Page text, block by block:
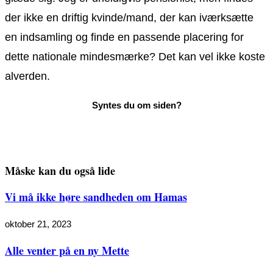
der ikke en driftig kvinde/mand, der kan iværksætte
en indsamling og finde en passende placering for
dette nationale mindesmærke? Det kan vel ikke koste
alverden.
Måske kan du også lide
Vi må ikke høre sandheden om Hamas
oktober 21, 2023
Alle venter på en ny Mette